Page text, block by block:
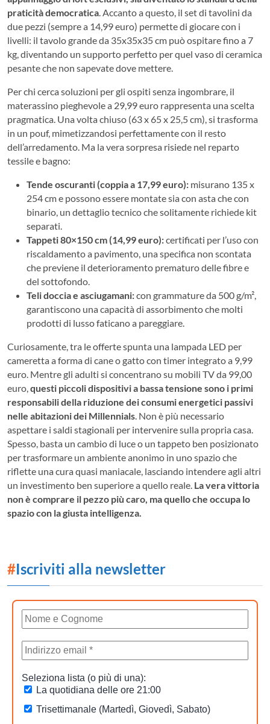
praticità democratica. Accanto a questo, il set di tavolini da
due pezzi (sempre a 14,99 euro) permette di giocare con i
livelli: il tavolo grande da 35x35x35 cm può ospitare fino a 7
kg, diventando un supporto perfetto per quel vaso di ceramica
pesante che non sapevate dove mettere.
Per chi cerca soluzioni per gli ospiti senza ingombrare, il
materassino pieghevole a 29,99 euro rappresenta una scelta
pragmatica. Una volta chiuso (63 x 65 x 25,5 cm), si trasforma
in un pouf, mimetizzandosi perfettamente con il resto
dell’arredamento. Ma la vera sorpresa risiede nel reparto
tessile e bagno:
Tende oscuranti (coppia a 17,99 euro): misurano 135 x
254 cm e possono essere montate sia con asta che con
binario, un dettaglio tecnico che solitamente richiede kit
separati.
Tappeti 80×150 cm (14,99 euro):certificati per l’uso con
riscaldamento a pavimento, una specifica non scontata
che previene il deterioramento prematuro delle fibre e
del sottofondo.
Teli doccia e asciugamani:con grammature da 500 g/m²,
garantiscono una capacità di assorbimento che molti
prodotti di lusso faticano a pareggiare.
Curiosamente, tra le offerte spunta una lampada LED per
cameretta a forma di cane o gatto con timer integrato a 9,99
euro. Mentre gli adulti si concentrano su mobili TV da 99,00
euro,questi piccoli dispositivi a bassa tensione sono i primi
responsabili della riduzione dei consumi energetici passivi
nelle abitazioni dei Millennials. Non è più necessario
aspettare i saldi stagionali per intervenire sulla propria casa.
Spesso, basta un cambio di luce o un tappeto ben posizionato
per trasformare un ambiente anonimo in uno spazio che
riflette una cura quasi maniacale, lasciando intendere agli altri
un investimento ben superiore a quello reale. La vera vittoria
non è comprare il pezzo più caro, ma quello che occupa lo
spazio con la giusta intelligenza.
#Iscriviti alla newsletter